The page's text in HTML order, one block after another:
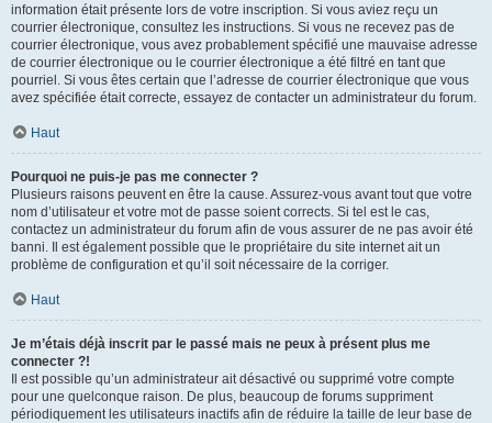
information était présente lors de votre inscription. Si vous aviez reçu un
courrier électronique, consultez les instructions. Si vous ne recevez pas de
courrier électronique, vous avez probablement spécifié une mauvaise adresse
de courrier électronique ou le courrier électronique a été filtré en tant que
pourriel. Si vous êtes certain que l’adresse de courrier électronique que vous
avez spécifiée était correcte, essayez de contacter un administrateur du forum.
Haut
Pourquoi ne puis-je pas me connecter ?
Plusieurs raisons peuvent en être la cause. Assurez-vous avant tout que votre
nom d’utilisateur et votre mot de passe soient corrects. Si tel est le cas,
contactez un administrateur du forum afin de vous assurer de ne pas avoir été
banni. Il est également possible que le propriétaire du site internet ait un
problème de configuration et qu’il soit nécessaire de la corriger.
Haut
Je m’étais déjà inscrit par le passé mais ne peux à présent plus me
connecter ?!
Il est possible qu’un administrateur ait désactivé ou supprimé votre compte
pour une quelconque raison. De plus, beaucoup de forums suppriment
périodiquement les utilisateurs inactifs afin de réduire la taille de leur base de